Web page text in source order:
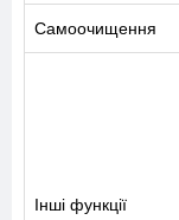
Самоочищення
Інші функції